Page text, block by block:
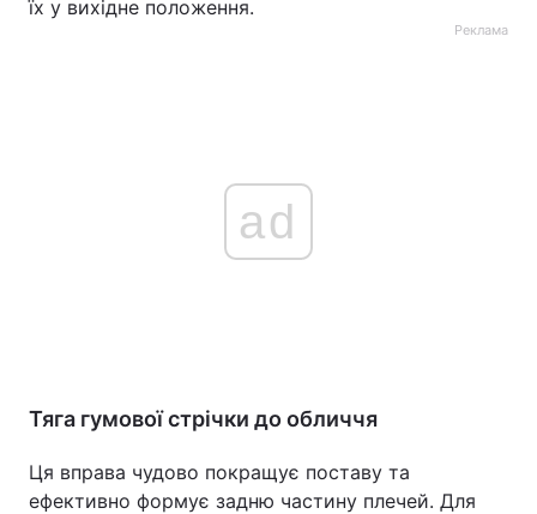
їх у вихідне положення.
Реклама
ad
Тяга гумової стрічки до обличчя
Ця вправа чудово покращує поставу та
ефективно формує задню частину плечей. Для